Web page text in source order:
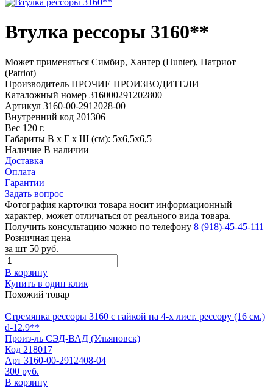
Втулка рессоры 3160**
Может применяться Симбир, Хантер (Hunter), Патриот
(Patriot)
Производитель ПРОЧИЕ ПРОИЗВОДИТЕЛИ
Каталожный номер 316000291202800
Артикул 3160-00-2912028-00
Внутренний код 201306
Вес 120 г.
Габариты В х Г х Ш (см): 5х6,5х6,5
Наличие В наличии
Доставка
Оплата
Гарантии
Задать вопрос
Фотография карточки товара носит информационный
характер, может отличаться от реального вида товара.
Получить консультацию можно по телефону 8 (918)-45-45-111
Розничная цена
за шт 50 руб.
В корзину
Купить в один клик
Похожий товар
Стремянка рессоры 3160 с гайкой на 4-х лист. рессору (16 см.)
d-12.9**
Произ-ль СЭД-ВАД (Ульяновск)
Код 218017
Арт 3160-00-2912408-04
300 руб.
В корзину